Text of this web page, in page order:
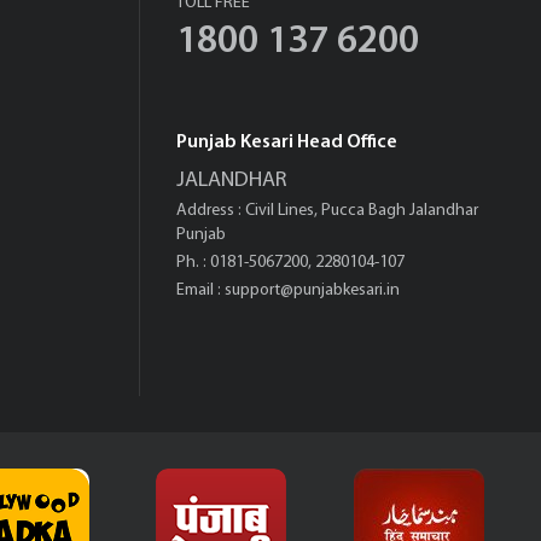
1800 137 6200
Punjab Kesari Head Office
JALANDHAR
Address : Civil Lines, Pucca Bagh Jalandhar
Punjab
Ph. : 0181-5067200, 2280104-107
Email : support@punjabkesari.in